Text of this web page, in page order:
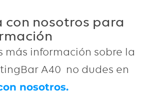
con nosotros para
más información sobre la
A40 no dudes en
nosotros.